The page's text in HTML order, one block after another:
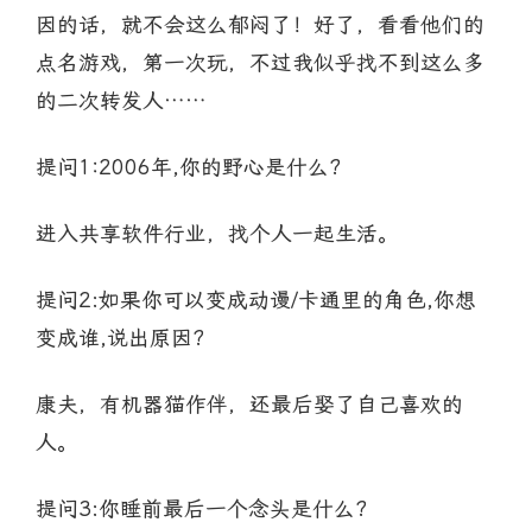
因的话，就不会这么郁闷了！好了，看看他们的
点名游戏，第一次玩，不过我似乎找不到这么多
的二次转发人……
提问1:2006年,你的野心是什么?
进入共享软件行业，找个人一起生活。
提问2:如果你可以变成动谩/卡通里的角色,你想
变成谁,说出原因?
康夫，有机器猫作伴，还最后娶了自己喜欢的
人。
提问3:你睡前最后一个念头是什么?